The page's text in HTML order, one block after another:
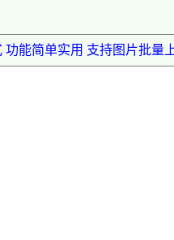
能简单实用 支持图片批量